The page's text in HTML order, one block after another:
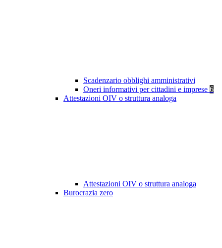
Scadenzario obblighi amministrativi
Oneri informativi per cittadini e imprese 6
Attestazioni OIV o struttura analoga
Attestazioni OIV o struttura analoga
Burocrazia zero